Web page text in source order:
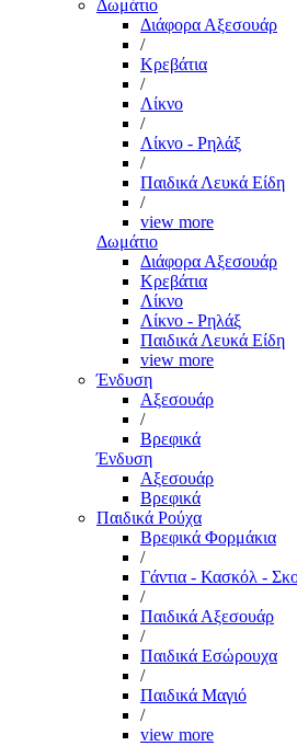
Δωμάτιο
Διάφορα Αξεσουάρ
/
Κρεβάτια
/
Λίκνο
/
Λίκνο - Ρηλάξ
/
Παιδικά Λευκά Είδη
/
view more
Δωμάτιο
Διάφορα Αξεσουάρ
Κρεβάτια
Λίκνο
Λίκνο - Ρηλάξ
Παιδικά Λευκά Είδη
view more
Ένδυση
Αξεσουάρ
/
Βρεφικά
Ένδυση
Αξεσουάρ
Βρεφικά
Παιδικά Ρούχα
Βρεφικά Φορμάκια
/
Γάντια - Κασκόλ -
/
Παιδικά Αξεσουάρ
/
Παιδικά Εσώρουχα
/
Παιδικά Μαγιό
/
view more